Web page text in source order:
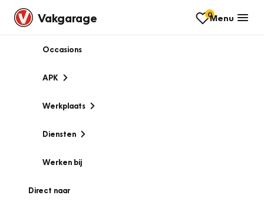
Vakgarage 0Menu
Occasions
APK
Werkplaats
Diensten
Werken bij
Direct naar